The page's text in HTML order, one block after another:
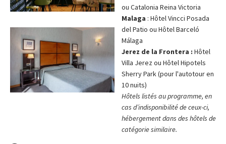
ou Catalonia Reina Victoria
Malaga : Hôtel Vincci Posada
del Patio ou Hôtel Barceló
Málaga
Jerez de la Frontera : Hôtel
Villa Jerez ou Hôtel Hipotels
Sherry Park (pour l'autotour en
10 nuits)
Hôtels listés au programme, en
cas d’indisponibilité de ceux-ci,
hébergement dans des hôtels de
catégorie similaire.